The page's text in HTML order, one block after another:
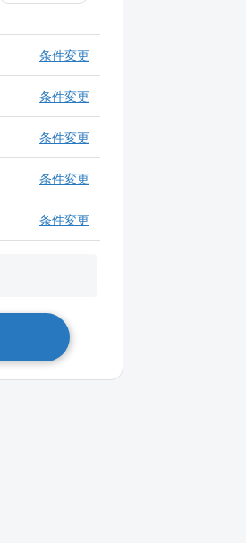
条件変更
条件変更
条件変更
条件変更
条件変更